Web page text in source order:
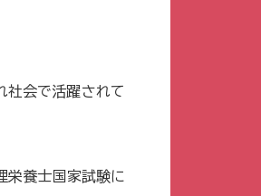
社会で活躍されて
栄養士国家試験に